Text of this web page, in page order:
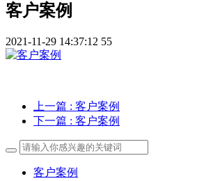
客户案例
2021-11-29 14:37:12 55
上一篇 : 客户案例
下一篇 : 客户案例
客户案例